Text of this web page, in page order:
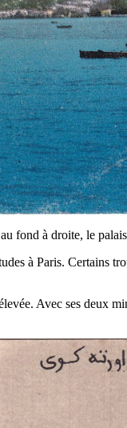
fond à droite, le
à Paris. Certains
Avec ses deux